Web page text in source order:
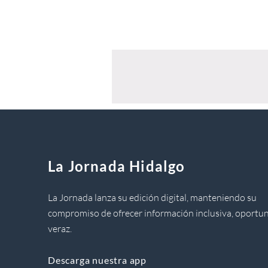
La Jornada Hidalgo
La Jornada lanza su edición digital, manteniendo su
compromiso de ofrecer información inclusiva,
veraz.
Descarga nuestra app